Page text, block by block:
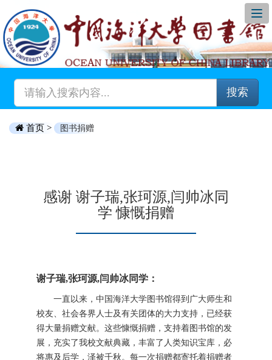
搜索
首页 > 图书捐赠
感谢 谢子瑞,张珂源,闫帅冰同
学 慷慨捐赠
谢子瑞,张珂源,闫帅冰同学：
一直以来，中国海洋大学图书馆得到广大师生和
校友、社会各界人士及有关团体的大力支持，已经获
得大量捐赠文献。这些慷慨捐赠，支持着图书馆的发
展，充实了我校文献典藏，丰富了人类知识宝库，必
将惠及后学，泽被千秋。每一次捐赠都寄托着捐赠者